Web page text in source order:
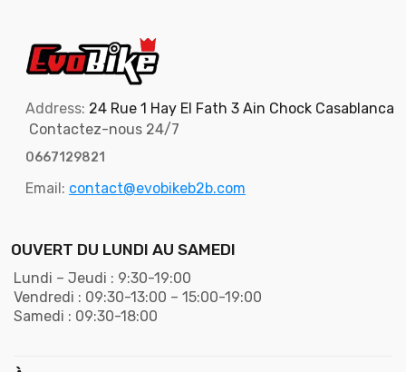
Address: 24 Rue 1 Hay El Fath 3 Ain Chock Casablanca
Contactez-nous 24/7
0667129821
Email: contact@evobikeb2b.com
OUVERT DU LUNDI AU SAMEDI
Lundi – Jeudi : 9:30-19:00
Vendredi : 09:30-13:00 – 15:00-19:00
Samedi : 09:30-18:00